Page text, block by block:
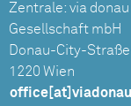
Zentrale: via
Gesellschaft mbH
Donau-City-Straße
1220 Wien